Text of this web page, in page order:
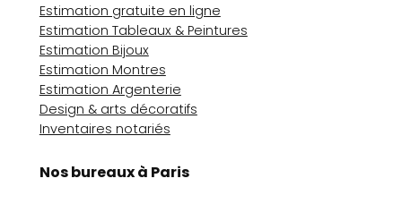
Estimation gratuite en ligne
Estimation Tableaux & Peintures
Estimation Bijoux
Estimation Montres
Estimation Argenterie
Design & arts décoratifs
Inventaires notariés
Nos bureaux à Paris